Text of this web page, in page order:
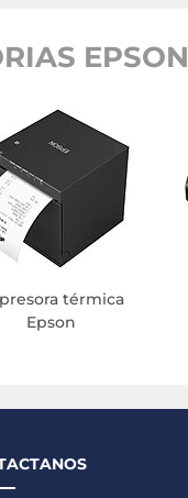
EPSON
térmica
Epson